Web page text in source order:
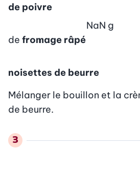
de poivre
de fromage râpé
NaN g
noisettes de beurre
Mélanger le bouillon et la
de beurre.